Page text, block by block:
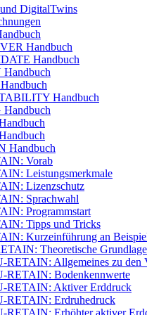
DigitalTwins
Handbuch
Handbuch
Handbuch
Handbuch
Vorab
Leistungsmerkmale
Lizenzschutz
Sprachwahl
Programmstart
Tipps und Tricks
Kurzeinführung an
Theoretische
RETAIN: Allgemeines zu den
RETAIN: Bodenkennwerte
RETAIN: Aktiver Erddruck
RETAIN: Erdruhedruck
RETAIN: Erhöhter aktiver